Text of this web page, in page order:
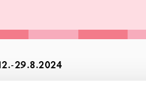
29.8.2024